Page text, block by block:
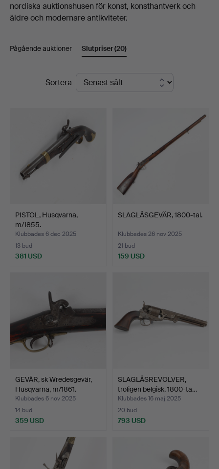
nordiska auktionshusen för konst, konsthantverk och
äldre och modernare antikviteter.
Pågående auktioner Slutpriser(20)
SlutpriserSortera
PISTOL, Husqvarna,
m/1855.
Klubbades 6 dec 2025
13 bud
381 USD
SLAGLÅSGEVÄR, 1800-tal.
Klubbades 26 nov 2025
21 bud
159 USD
GEVÄR, sk Wredesgevär,
Husqvarna, m/1861.
Klubbades 6 nov 2025
14 bud
359 USD
SLAGLÅSREVOLVER,
troligen belgisk, 1800-ta…
Klubbades 16 maj 2025
20 bud
793 USD